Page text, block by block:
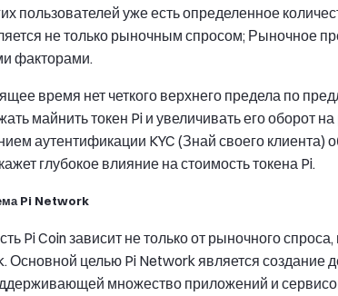
пользователей уже есть определенное
не только рыночным спросом; Рыночное
факторами.
время нет четкого верхнего предела по
майнить токен Pi и увеличивать его оборот
аутентификации KYC (Знай своего клиента)
глубокое влияние на стоимость токена Pi.
Pi Network
Pi Coin зависит не только от рыночного
Основной целью Pi Network является создание
множество приложений и